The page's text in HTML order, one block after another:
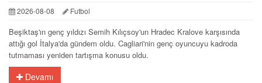
2026-08-08 Futbol
Beşiktaş'ın genç yıldızı Semih Kılıçsoy'un Hradec Kralove karşısında
attığı gol İtalya'da gündem oldu. Cagliari'nin genç oyuncuyu kadroda
tutmaması yeniden tartışma konusu oldu.
Devamı